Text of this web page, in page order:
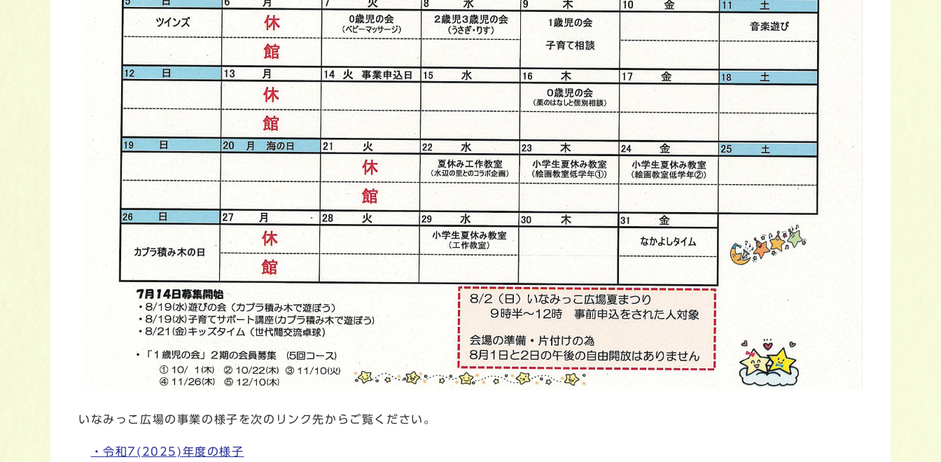
いなみっこ広場の事業の様子を次のリンク先からご覧ください。
・令和7(2025)年度の様子